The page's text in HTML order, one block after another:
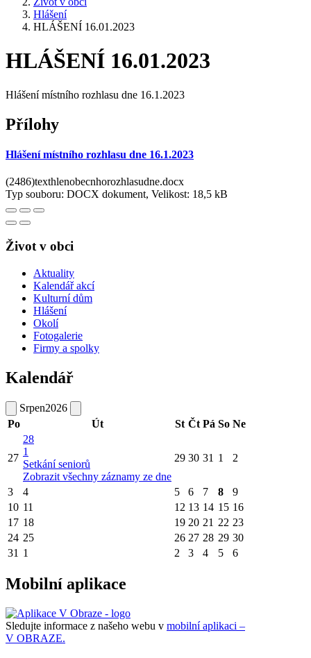
Hlášení
HLÁŠENÍ 16.01.2023
HLÁŠENÍ 16.01.2023
Hlášení místního rozhlasu dne 16.1.2023
Přílohy
Hlášení místního rozhlasu dne 16.1.2023
(2486)texthlenobecnhorozhlasudne.docx
Typ souboru: DOCX dokument, Velikost: 18,5 kB
Život v obci
Aktuality
Kalendář akcí
Kulturní dům
Hlášení
Okolí
Fotogalerie
Firmy a spolky
Kalendář
Srpen2026
Po
Út St Čt Pá So Ne
27
28
1
Setkání seniorů
Zobrazit všechny záznamy ze dne
29 30 31 1 2
3 4 5 6 7 8
9
10 11 12 13 14 15 16
17 18 19 20 21 22 23
24 25 26 27 28 29 30
31 1 2 3 4 5 6
Mobilní aplikace
Sledujte informace z našeho webu v mobilní aplikaci –
V OBRAZE.